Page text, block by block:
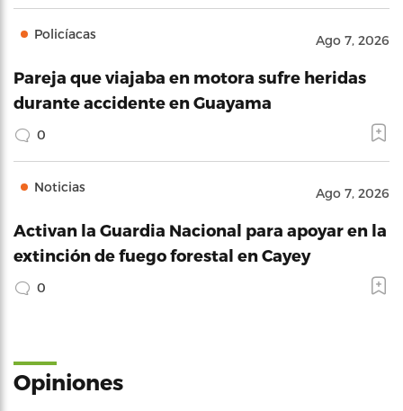
Policíacas Ago 7, 2026
Pareja que viajaba en motora sufre heridas
durante accidente en Guayama
0
Noticias Ago 7, 2026
Activan la Guardia Nacional para apoyar en la
extinción de fuego forestal en Cayey
0
Opiniones